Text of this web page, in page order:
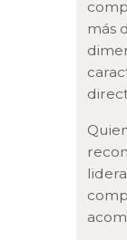
más